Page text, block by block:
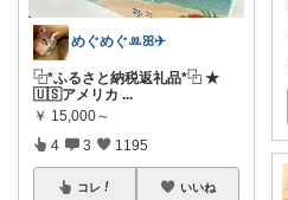
めぐめぐꔛꕤ✈︎
⿻*ふるさと納税返礼品*⿻ ★
🇺🇸アメリカ ...
￥ 15,000～
4 3 1195
コレ いいね